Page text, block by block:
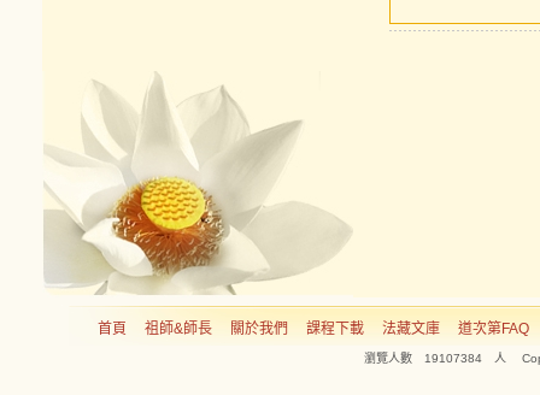
首頁 祖師&師長 關於我們 課程下載 法藏文庫 道次第FAQ
瀏覽人數 19107384 人